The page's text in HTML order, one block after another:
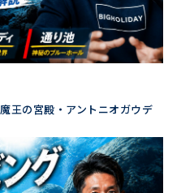
王の宮殿・アントニオガウデ